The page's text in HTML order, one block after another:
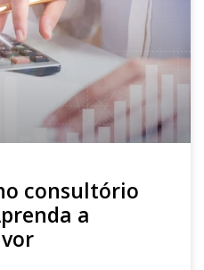
consultório
a